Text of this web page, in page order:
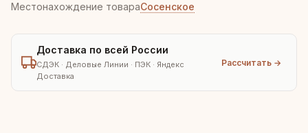
Местонахождение товараСосенское
Доставка по всей России
СДЭК · Деловые Линии · ПЭК · Яндекс
Доставка
Рассчитать →